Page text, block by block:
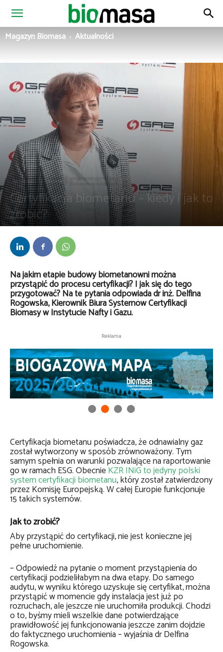
Magazyn
Magazyn Biomasa Aktualności
Aktualności Biometan Wiadomości z Polski
Certyfikacja biometanu – kiedy i jak to
zrobić?
Na jakim etapie budowy biometanowni można
przystąpić do procesu certyfikacji? I jak się do tego
przygotować? Na te pytania odpowiada dr inż. Delfina
Rogowska, Kierownik Biura Systemów Certyfikacji
Biomasy w Instytucie Nafty i Gazu.
Reklama
Certyfikacja biometanu poświadcza, że odnawialny gaz
został wytworzony w sposób zrównoważony. Tym
samym spełnia on warunki pozwalające na raportowanie
go w ramach ESG. ObecnieKZR INiG to jedyny polski
system certyfikacji biometanu, który został zatwierdzony
przez Komisję Europejską. W całej Europie funkcjonuje
15 takich systemów.
Jak to zrobić?
Aby przystąpić do certyfikacji, nie jest konieczne jej
pełne uruchomienie.
– Odpowiedź na pytanie o moment przystąpienia do
certyfikacji podzieliłabym na dwa etapy. Do samego
audytu, w wyniku którego uzyskuje się certyfikat, można
przystąpić w momencie gdy instalacja jest już po
rozruchach, ale jeszcze nie uruchomiła produkcji. Chodzi
o to, byśmy mieli wszelkie dane potwierdzające
prawidłowość jej funkcjonowania jeszcze zanim dojdzie
do faktycznego uruchomienia – wyjaśnia dr Delfina
Rogowska.